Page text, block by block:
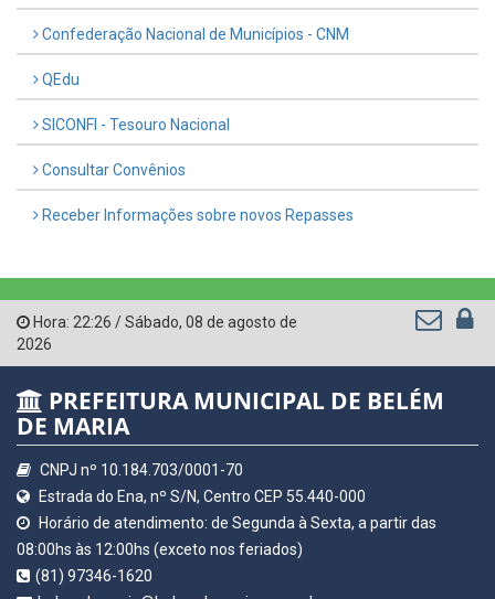
Confederação Nacional de Municípios - CNM
QEdu
SICONFI - Tesouro Nacional
Consultar Convênios
Receber Informações sobre novos Repasses
Hora: 22:26 /Sábado, 08 de agosto de
2026
PREFEITURA MUNICIPAL DE BELÉM
DE MARIA
CNPJ nº 10.184.703/0001-70
Estrada do Ena, nº S/N, Centro CEP 55.440-000
Horário de atendimento: de Segunda à Sexta, a partir das
08:00hs às 12:00hs (exceto nos feriados)
(81) 97346-1620